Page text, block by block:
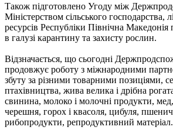
Також підготовлено Угоду між
Міністерством сільського господарства,
ресурсів Республіки Північна Македонія
в галузі карантину та захисту рослин.
Відзначається, що сьогодні
продовжує роботу з міжнародними
збуту за різними товарними позиціями,
птахівництва, жива велика і дрібна
свинина, молоко і молочні продукти,
черешня, горох і квасоля, цибуля,
рибопродукти, репродуктивний матеріал.